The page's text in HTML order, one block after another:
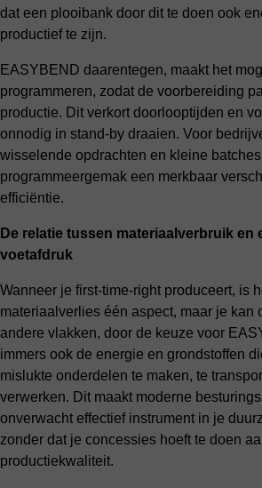
dat een plooibank door dit te doen ook
productief te zijn.
EASYBEND daarentegen, maakt het
programmeren, zodat de voorbereiding
productie. Dit verkort doorlooptijden en
onnodig in stand-by draaien. Voor
wisselende opdrachten en kleine
programmeergemak een merkbaar
efficiëntie.
De relatie tussen materiaalverbruik en
voetafdruk
Wanneer je first-time-right produceert, is
materiaalverlies één aspect, maar je kan
andere vlakken, door de keuze voor
immers ook de energie en grondstoffen
mislukte onderdelen te maken, te
verwerken. Dit maakt moderne
onverwacht effectief instrument in je
zonder dat je concessies hoeft te doen
productiekwaliteit.